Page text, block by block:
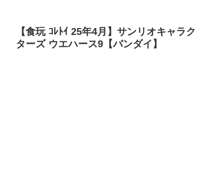
【食玩 ｺﾚﾄｲ 25年4月】サンリオキャラク
ターズ ウエハース9【バンダイ】